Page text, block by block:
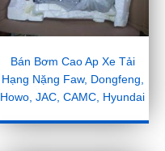
Bán Bơm Cao Ap Xe Tải
Hạng Nặng Faw, Dongfeng,
Howo, JAC, CAMC, Hyundai